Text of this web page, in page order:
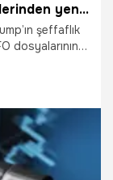
ABD Savunma Bakanlığı, UFO arşivlerinden yeni bir dosya paketi yayınladı
şeffaflık
dosyalarının